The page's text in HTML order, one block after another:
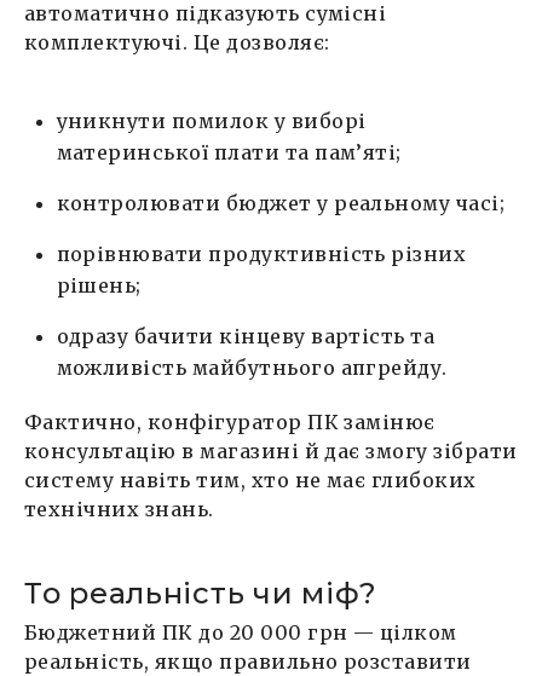
автоматично підказують сумісні
комплектуючі. Це дозволяє:
уникнути помилок у виборі
материнської плати та пам’яті;
контролювати бюджет у реальному часі;
порівнювати продуктивність різних
рішень;
одразу бачити кінцеву вартість та
можливість майбутнього апгрейду.
Фактично, конфігуратор ПК замінює
консультацію в магазині й дає змогу зібрати
систему навіть тим, хто не має глибоких
технічних знань.
То реальність чи міф?
Бюджетний ПК до 20 000 грн — цілком
реальність, якщо правильно розставити